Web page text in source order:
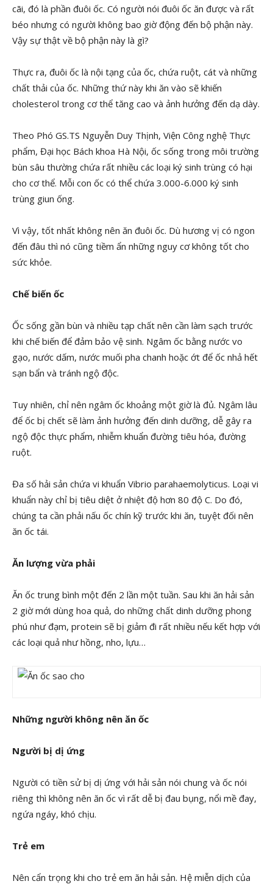
cãi, đó là phần đuôi ốc. Có người nói đuôi ốc ăn được và rất
béo nhưng có người không bao giờ động đến bộ phận này.
Vậy sự thật về bộ phận này là gì?
Thực ra, đuôi ốc là nội tạng của ốc, chứa ruột, cát và những
chất thải của ốc. Những thứ này khi ăn vào sẽ khiến
cholesterol trong cơ thể tăng cao và ảnh hưởng đến dạ dày.
Theo Phó GS.TS Nguyễn Duy Thịnh, Viện Công nghệ Thực
phẩm, Đại học Bách khoa Hà Nội, ốc sống trong môi trường
bùn sâu thường chứa rất nhiều các loại ký sinh trùng có hại
cho cơ thể. Mỗi con ốc có thể chứa 3.000-6.000 ký sinh
trùng giun ống.
Vì vậy, tốt nhất không nên ăn đuôi ốc. Dù hương vị có ngon
đến đâu thì nó cũng tiềm ẩn những nguy cơ không tốt cho
sức khỏe.
Chế biến ốc
Ốc sống gần bùn và nhiều tạp chất nên cần làm sạch trước
khi chế biến để đảm bảo vệ sinh. Ngâm ốc bằng nước vo
gạo, nước dấm, nước muối pha chanh hoặc ớt để ốc nhả hết
sạn bẩn và tránh ngộ độc.
Tuy nhiên, chỉ nên ngâm ốc khoảng một giờ là đủ. Ngâm lâu
để ốc bị chết sẽ làm ảnh hưởng đến dinh dưỡng, dễ gây ra
ngộ độc thực phẩm, nhiễm khuẩn đường tiêu hóa, đường
ruột.
Đa số hải sản chứa vi khuẩn Vibrio parahaemolyticus. Loại vi
khuẩn này chỉ bị tiêu diệt ở nhiệt độ hơn 80 độ C. Do đó,
chúng ta cần phải nấu ốc chín kỹ trước khi ăn, tuyệt đối nên
ăn ốc tái.
Ăn lượng vừa phải
Ăn ốc trung bình một đến 2 lần một tuần. Sau khi ăn hải sản
2 giờ mới dùng hoa quả, do những chất dinh dưỡng phong
phú như đạm, protein sẽ bị giảm đi rất nhiều nếu kết hợp với
các loại quả như hồng, nho, lựu…
Những người không nên ăn ốc
Người bị dị ứng
Người có tiền sử bị dị ứng với hải sản nói chung và ốc nói
riêng thì không nên ăn ốc vì rất dễ bị đau bụng, nổi mề đay,
ngứa ngáy, khó chịu.
Trẻ em
Nên cẩn trọng khi cho trẻ em ăn hải sản. Hệ miễn dịch của